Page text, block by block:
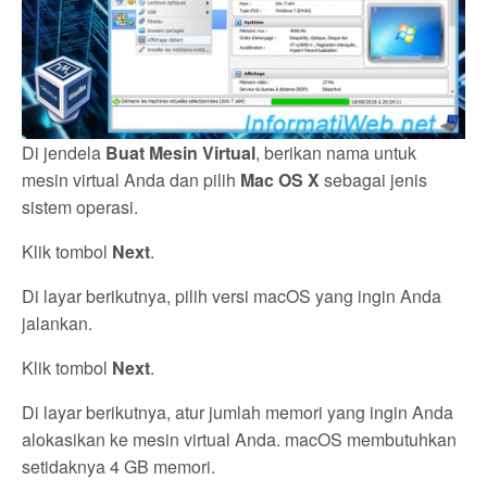
Di jendela Buat Mesin Virtual, berikan nama untuk
mesin virtual Anda dan pilih Mac OS Xsebagai jenis
sistem operasi.
Klik tombol Next.
Di layar berikutnya, pilih versi macOS yang ingin Anda
jalankan.
Klik tombol Next.
Di layar berikutnya, atur jumlah memori yang ingin Anda
alokasikan ke mesin virtual Anda. macOS membutuhkan
setidaknya 4 GB memori.